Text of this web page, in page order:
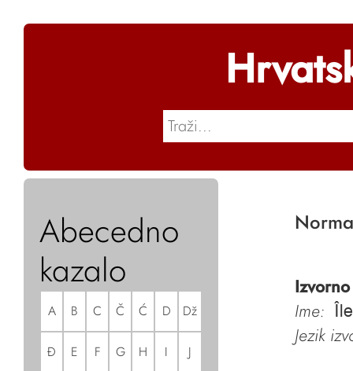
Abecedno
kazalo
A B C Č Ć D Dž
Đ E F G H I J
Ime:
Jezik